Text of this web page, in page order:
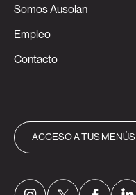
Somos Ausolan
Empleo
Contacto
ACCESO A TUS MENÚS